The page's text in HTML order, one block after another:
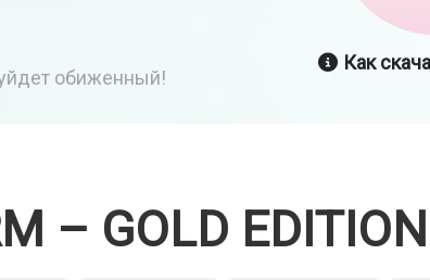
обиженный!
Как
– GOLD EDITION